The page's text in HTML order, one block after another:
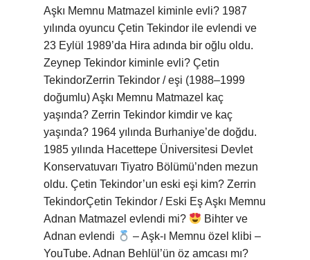
Aşkı Memnu Matmazel kiminle evli? 1987
yılında oyuncu Çetin Tekindor ile evlendi ve
23 Eylül 1989’da Hira adında bir oğlu oldu.
Zeynep Tekindor kiminle evli? Çetin
TekindorZerrin Tekindor / eşi (1988–1999
doğumlu) Aşkı Memnu Matmazel kaç
yaşında? Zerrin Tekindor kimdir ve kaç
yaşında? 1964 yılında Burhaniye’de doğdu.
1985 yılında Hacettepe Üniversitesi Devlet
Konservatuvarı Tiyatro Bölümü’nden mezun
oldu. Çetin Tekindor’un eski eşi kim? Zerrin
TekindorÇetin Tekindor / Eski Eş Aşkı Memnu
Adnan Matmazel evlendi mi?
Bihter ve
Adnan evlendi
– Aşk-ı Memnu özel klibi –
YouTube. Adnan Behlül’ün öz amcası mı?